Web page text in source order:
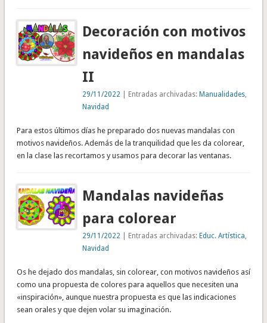
Decoración con motivos
navideños en mandalas
II
29/11/2022 | Entradas archivadas:Manualidades
Navidad
Para estos últimos días he preparado dos nuevas mandalas con
motivos navideños. Además de la tranquilidad que les da colorear,
en la clase las recortamos y usamos para decorar las ventanas.
Mandalas navideñas
para colorear
29/11/2022 | Entradas archivadas:Educ. Artística
Navidad
Os he dejado dos mandalas, sin colorear, con motivos navideños así
como una propuesta de colores para aquellos que necesiten una
«inspiración», aunque nuestra propuesta es que las indicaciones
sean orales y que dejen volar su imaginación.